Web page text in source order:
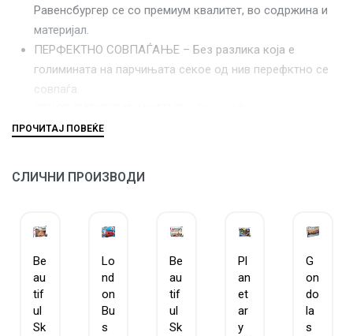
Равенсбургер се со премиум квалитет, во содржина и
материјал.
ПЕРФЕКТНО СОВПАЃАЊЕ – Без разлика која е
голимината на парчињата секое од нив перефктно се
совпаѓа.
сложувалките се составени од парчиња со уникатна
традиција на изработка на сложувалки и игри повеќе
ГОБЛИН е официјален дистрибутер на Равенсбургер за
СЛИЧНИ ПРОИЗВОДИ
Be
au
tif
ul
Sk
Lo
nd
on
Bu
s
Be
au
tif
ul
Sk
Pl
an
et
ar
y
G
on
do
la
s